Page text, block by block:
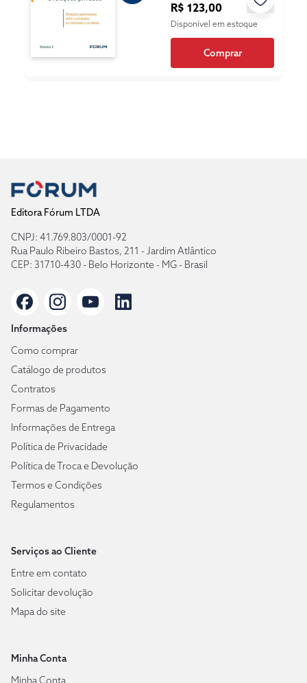
R$ 123,00
Disponível em estoque
Comprar
Editora Fórum LTDA
CNPJ: 41.769.803/0001-92
Rua Paulo Ribeiro Bastos, 211 - Jardim Atlântico
CEP: 31710-430 - Belo Horizonte - MG - Brasil
Informações
Como comprar
Catálogo de produtos
Contratos
Formas de Pagamento
Informações de Entrega
Política de Privacidade
Política de Troca e Devolução
Termos e Condições
Regulamentos
Serviços ao Cliente
Entre em contato
Solicitar devolução
Mapa do site
Minha Conta
Minha Conta